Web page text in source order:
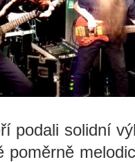
podali solidní
poměrně